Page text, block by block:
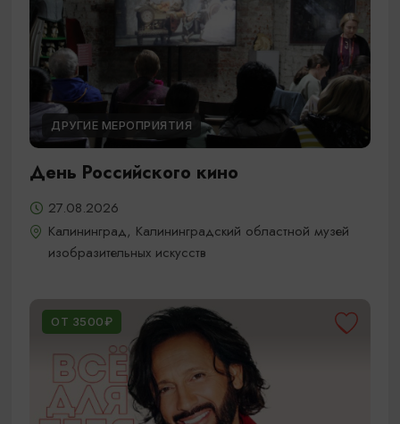
ДРУГИЕ МЕРОПРИЯТИЯ
День Российского кино
27.08.2026
Калининград, Калининградский областной музей
изобразительных искусств
ОТ 3500₽